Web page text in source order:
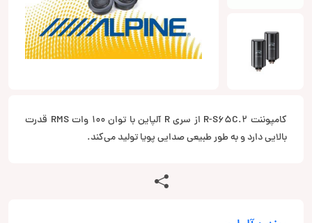
کامپوننت R-S65C.2 از سری R آلپاین با توان 100 وات RMS قدرت
بالایی دارد و به طور طبیعی صدایی پویا تولید می‌کند.